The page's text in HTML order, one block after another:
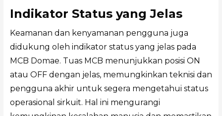
Indikator Status yang Jelas
Keamanan dan kenyamanan pengguna juga
didukung oleh indikator status yang jelas pada
MCB Domae. Tuas MCB menunjukkan posisi ON
atau OFF dengan jelas, memungkinkan teknisi dan
pengguna akhir untuk segera mengetahui status
operasional sirkuit. Hal ini mengurangi